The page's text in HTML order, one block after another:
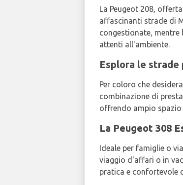
La Peugeot 208,
affascinanti strade di
congestionate,
attenti all'ambiente.
Esplora le strade
Per coloro che
combinazione di
offrendo ampio spazio
La Peugeot 308
Ideale per famiglie o
viaggio d'affari o in
pratica e confortevole